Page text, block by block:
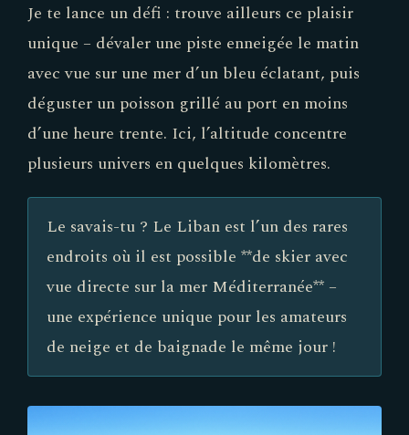
Je te lance un défi : trouve ailleurs ce plaisir
unique – dévaler une piste enneigée le matin
avec vue sur une mer d’un bleu éclatant, puis
déguster un poisson grillé au port en moins
d’une heure trente. Ici, l’altitude concentre
plusieurs univers en quelques kilomètres.
Le savais-tu ? Le Liban est l’un des rares
endroits où il est possible **de skier avec
vue directe sur la mer Méditerranée** –
une expérience unique pour les amateurs
de neige et de baignade le même jour !